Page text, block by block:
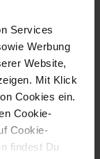
Services
Werbung
Website,
Mit Klick
Cookies ein.
Cookie-
Cookie-
findest Du